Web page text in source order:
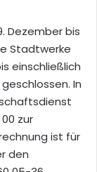
Dezember bis
Stadtwerke
einschließlich
In
zur
ist für
den